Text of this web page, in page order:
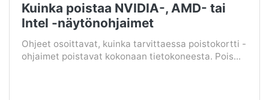
Kuinka poistaa NVIDIA-, AMD- tai
Intel -näytönohjaimet
Ohjeet osoittavat, kuinka tarvittaessa poistokortti -
ohjaimet poistavat kokonaan tietokoneesta. Pois...